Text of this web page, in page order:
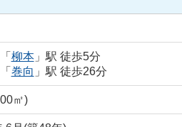
「 柳本」駅 徒歩5分
「 巻向 」駅 徒歩26分
㎡)